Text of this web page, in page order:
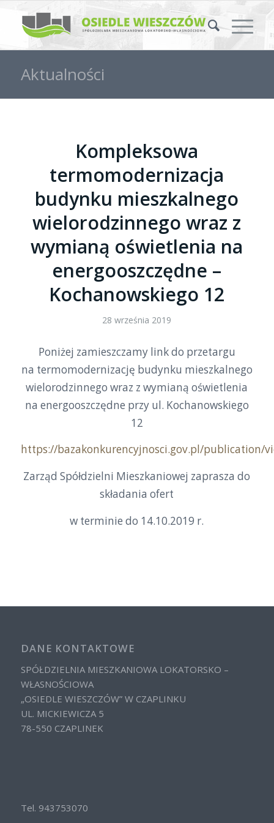
Aktualności
Kompleksowa
termomodernizacja
budynku mieszkalnego
wielorodzinnego wraz z
wymianą oświetlenia na
energooszczędne –
Kochanowskiego 12
28 września 2019
Poniżej zamieszczamy link do przetargu
na termomodernizację budynku mieszkalnego
wielorodzinnego wraz z wymianą oświetlenia
na energooszczędne przy ul. Kochanowskiego
12
https://bazakonkurencyjnosci.gov.pl/publication/
Zarząd Spółdzielni Mieszkaniowej zaprasza do
składania ofert
w terminie do 14.10.2019 r.
DANE KONTAKTOWE
SPÓŁDZIELNIA MIESZKANIOWA LOKATORSKO –
WŁASNOŚCIOWA
„OSIEDLE WIESZCZÓW” W CZAPLINKU
UL. MICKIEWICZA 5
78-550 CZAPLINEK
Tel. 943753070